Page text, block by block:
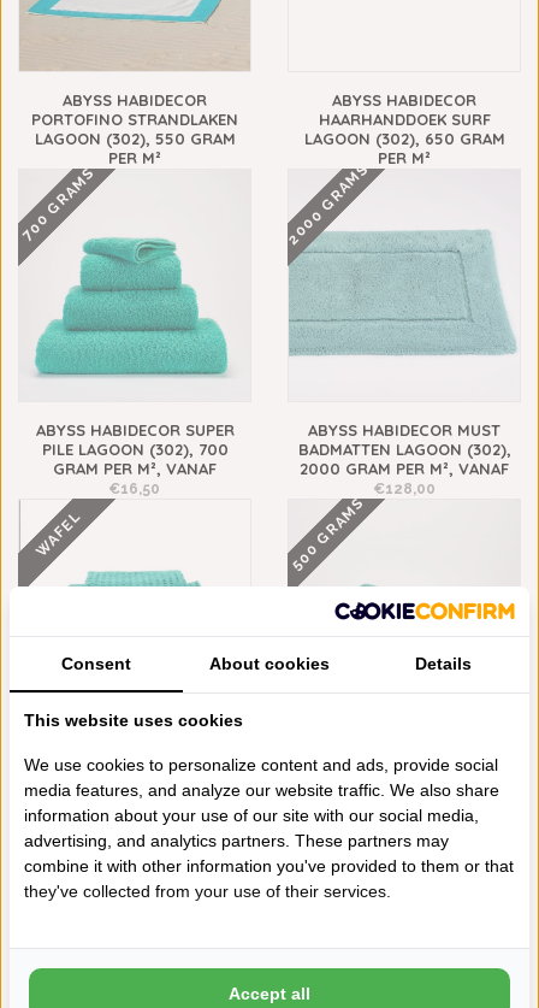
ABYSS HABIDECOR
PORTOFINO STRANDLAKEN
LAGOON (302), 550 GRAM
PER M²
€213,00
ABYSS HABIDECOR
HAARHANDDOEK SURF
LAGOON (302), 650 GRAM
PER M²
€90,00
700 GRAMS
ABYSS HABIDECOR SUPER
PILE LAGOON (302), 700
GRAM PER M², VANAF
€16,50
2000 GRAMS
ABYSS HABIDECOR MUST
BADMATTEN LAGOON (302),
2000 GRAM PER M², VANAF
€128,00
WAFEL
ABYSS HABIDECOR POUSADA
LAGOON WAFEL BADGOED
(302), 300 GRAM PER M²,
VANAF
€14,00
500 GRAMS
ABYSS HABIDECOR TWILL
LAGOON (302), 500 GRAM
PER M², VANAF
€14,00
2200 GRAMS 1200 GRAMS
Consent About cookies Details
This website uses cookies
We use cookies to personalize content and ads, provide social
media features, and analyze our website traffic. We also share
information about your use of our site with our social media,
advertising, and analytics partners. These partners may
combine it with other information you've provided to them or that
they've collected from your use of their services.
Accept all